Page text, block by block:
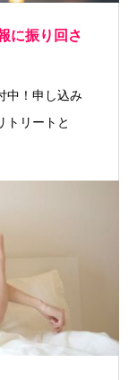
に振り回さ
中！申し込み
トリートと